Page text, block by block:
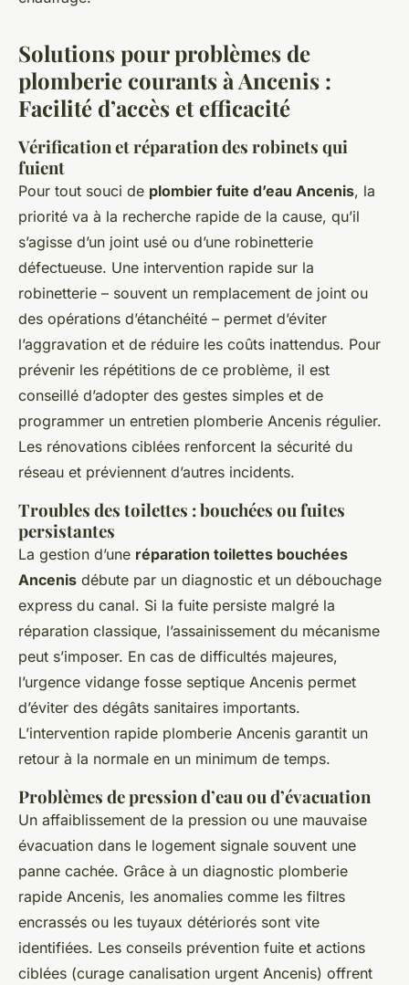
Solutions pour problèmes de
plomberie courants à Ancenis :
Facilité d’accès et efficacité
Vérification et réparation des robinets qui
fuient
Pour tout souci de plombier fuite d’eau Ancenis, la
priorité va à la recherche rapide de la cause, qu’il
s’agisse d’un joint usé ou d’une robinetterie
défectueuse. Une intervention rapide sur la
robinetterie – souvent un remplacement de joint ou
des opérations d’étanchéité – permet d’éviter
l’aggravation et de réduire les coûts inattendus. Pour
prévenir les répétitions de ce problème, il est
conseillé d’adopter des gestes simples et de
programmer un entretien plomberie Ancenis régulier.
Les rénovations ciblées renforcent la sécurité du
réseau et préviennent d’autres incidents.
Troubles des toilettes : bouchées ou fuites
persistantes
La gestion d’une réparation toilettes bouchées
Ancenis débute par un diagnostic et un débouchage
express du canal. Si la fuite persiste malgré la
réparation classique, l’assainissement du mécanisme
peut s’imposer. En cas de difficultés majeures,
l’urgence vidange fosse septique Ancenis permet
d’éviter des dégâts sanitaires importants.
L’intervention rapide plomberie Ancenis garantit un
retour à la normale en un minimum de temps.
Problèmes de pression d’eau ou d’évacuation
Un affaiblissement de la pression ou une mauvaise
évacuation dans le logement signale souvent une
panne cachée. Grâce à un diagnostic plomberie
rapide Ancenis, les anomalies comme les filtres
encrassés ou les tuyaux détériorés sont vite
identifiées. Les conseils prévention fuite et actions
ciblées (curage canalisation urgent Ancenis) offrent